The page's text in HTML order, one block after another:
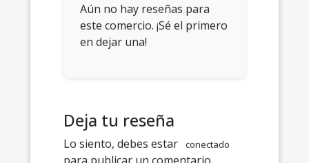
Aún no hay reseñas para
este comercio. ¡Sé el primero
en dejar una!
Deja tu reseña
Lo siento, debes estar conectado
para publicar un comentario.